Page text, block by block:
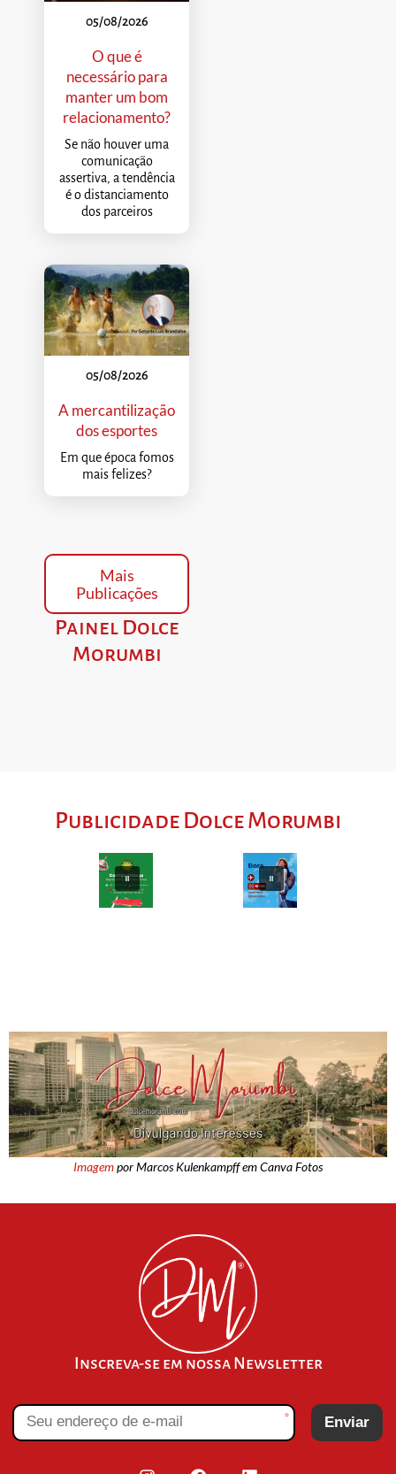
05/08/2026
O que é
necessário para
manter um bom
relacionamento?
Se não houver uma
comunicação
assertiva, a tendência
é o distanciamento
dos parceiros
05/08/2026
A mercantilização
dos esportes
Em que época fomos
mais felizes?
Mais
Publicações
Painel Dolce
Morumbi
Publicidade Dolce Morumbi
Imagempor Marcos Kulenkampff em Canva Fotos
Inscreva-se em nossa Newsletter
* Enviar